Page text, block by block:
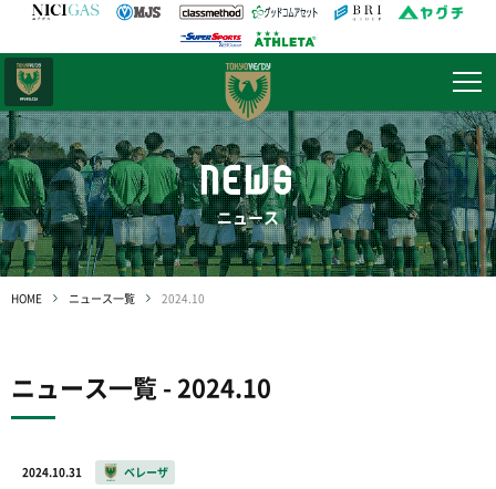
NEWS
ニュース
HOME ニュース一覧 2024.10
ニュース一覧 - 2024.10
2024.10.31 ベレーザ